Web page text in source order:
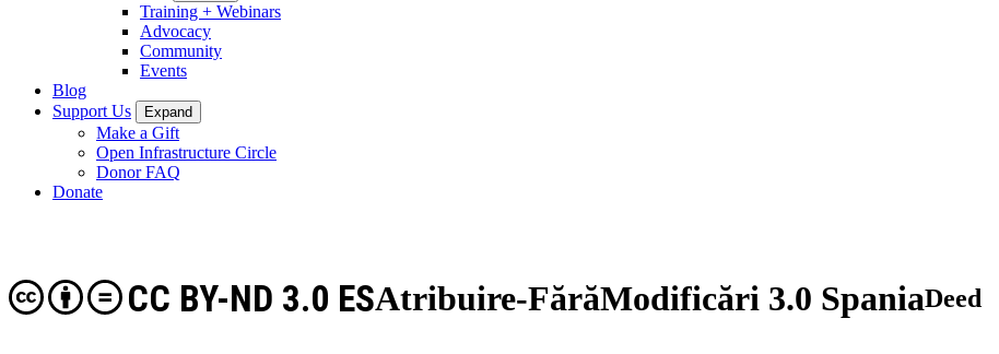
Training + Webinars
Advocacy
Community
Events
Blog
Support Us
Expand
Make a Gift
Open Infrastructure Circle
Donor FAQ
Donate
Atribuire-FărăModificări 3.0 Spania
CC BY-ND 3.0 ES Deed